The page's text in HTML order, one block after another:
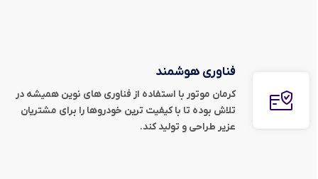
فناوری هوشمند
کرمان موتور با استفاده از فناوری های نوین همیشه در
تلاش بوده تا با کیفیت ترین خودروها را برای مشتریان
عزیر طراحی و تولید کند.